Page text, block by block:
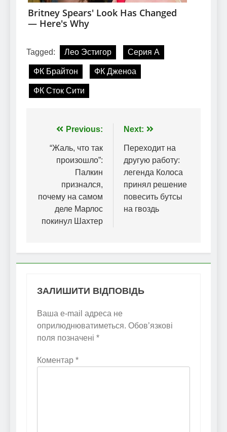
Tagged: Лео Эстигор Серия А
ФК Брайтон ФК Дженоа
ФК Сток Сити
Навігація
записів
Previous:
“Жаль, что так
произошло”:
Палкин
признался,
почему на самом
деле Марлос
покинул Шахтер
Next:
Переходит на
другую работу:
легенда Колоса
принял решение
повесить бутсы
на гвоздь
ЗАЛИШИТИ ВІДПОВІДЬ
Ваша e-mail адреса не
оприлюднюватиметься. Обов’язкові
поля позначені *
Коментар *